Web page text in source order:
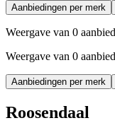
Aanbiedingen per merk
Weergave van 0
Weergave van 0
Aanbiedingen per merk
Roosendaal